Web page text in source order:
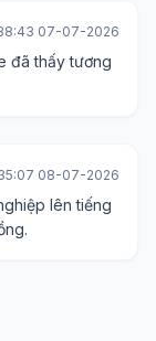
07-07-2026
đã thấy tương
08-07-2026
lên tiếng